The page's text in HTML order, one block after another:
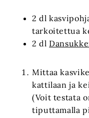
2 dl
tarkoitettua
2 dl
Mittaa
kattilaan ja
(Voit testata
tiputtamalla